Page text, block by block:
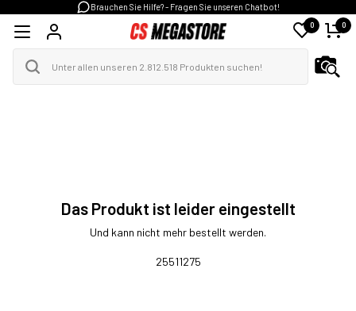
Brauchen Sie Hilfe? - Fragen Sie unseren Chatbot!
0 0
Das Produkt ist leider eingestellt
Und kann nicht mehr bestellt werden.
25511275